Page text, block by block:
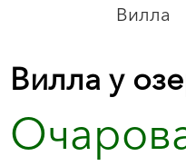
Вилла
Вилла у